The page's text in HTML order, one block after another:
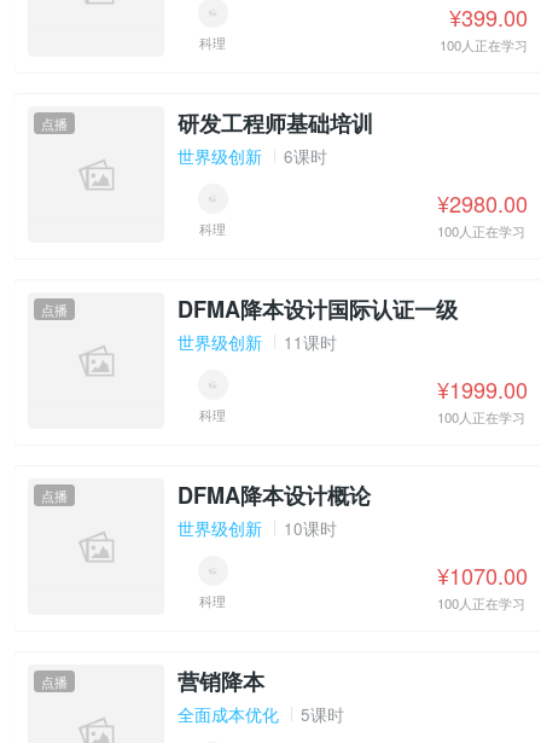
科理
¥399.00
100人正在学习
点播 研发工程师基础培训
世界级创新 6课时
科理
¥2980.00
100人正在学习
点播 DFMA降本设计国际认证一级
世界级创新 11课时
科理
¥1999.00
100人正在学习
点播 DFMA降本设计概论
世界级创新 10课时
科理
¥1070.00
100人正在学习
点播 营销降本
全面成本优化 5课时